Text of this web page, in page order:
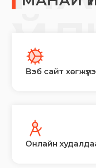
Вэб сайт
Онлайн